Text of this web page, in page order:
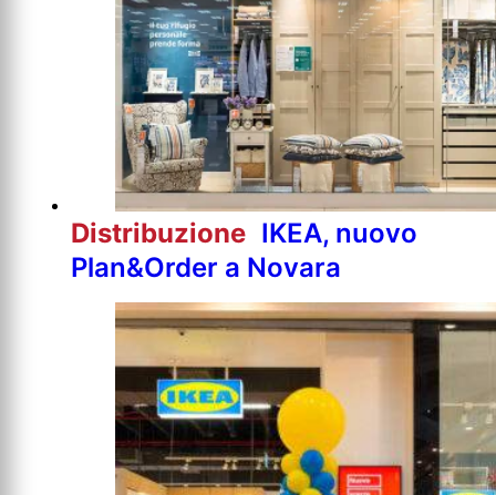
Distribuzione IKEA, nuovo
Plan&Order a Novara